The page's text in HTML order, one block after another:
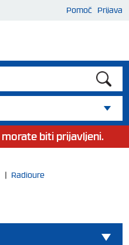
Pomoč Prijava
biti prijavljeni.
| Radioure